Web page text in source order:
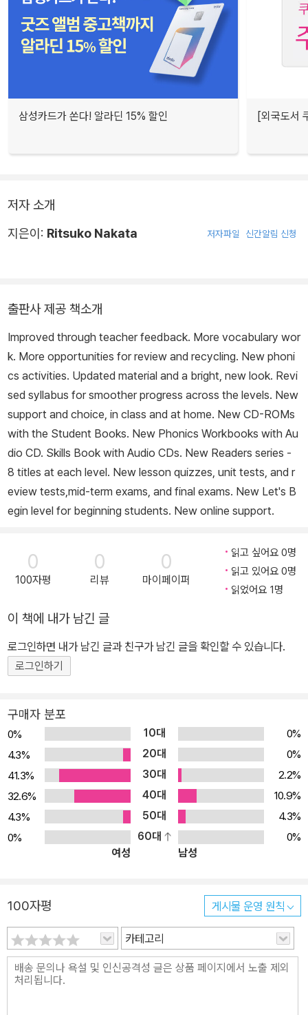
삼성카드가 쏜다! 알라딘 15% 할인 [외국도서
저자 소개
지은이: Ritsuko Nakata 저자파일 신간알림 신청
출판사 제공 책소개
Improved through teacher feedback. More vocabulary wor
k. More opportunities for review and recycling. New phoni
cs activities. Updated material and a bright, new look. Revi
sed syllabus for smoother progress across the levels. New
support and choice, in class and at home. New CD-ROMs
with the Student Books. New Phonics Workbooks with Au
dio CD. Skills Book with Audio CDs. New Readers series -
8 titles at each level. New lesson quizzes, unit tests, and r
eview tests,mid-term exams, and final exams. New Let's B
egin level for beginning students. New online support.
0
100자평
0
리뷰
0
마이페이퍼
읽고 싶어요 0명
읽고 있어요 0명
읽었어요 1명
이 책에 내가 남긴 글
로그인하면 내가 남긴 글과 친구가 남긴 글을 확인할 수 있습니다.
로그인하기
구매자 분포
0% 10대
0%
4.3%
20대
0%
41.3%
30대
2.2%
32.6%
40대
10.9%
4.3%
50대
4.3%
0%
60대
0%
여성
남성
100자평 게시물 운영 원칙
카테고리